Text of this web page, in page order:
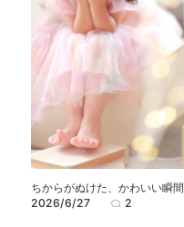
ちからがぬけた、かわいい瞬間
2026/6/27
2